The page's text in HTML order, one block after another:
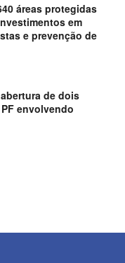
áreas protegidas
em
e prevenção de
de dois
envolvendo